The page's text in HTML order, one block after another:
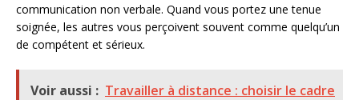
communication non verbale. Quand vous portez une tenue
soignée, les autres vous perçoivent souvent comme quelqu’un
de compétent et sérieux.
Voir aussi : Travailler à distance : choisir le cadre